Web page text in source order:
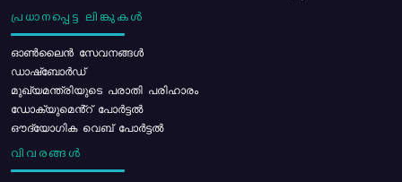
പ്രധാനപ്പെട്ട ലിങ്കുകൾ
ഓൺലൈൻ സേവനങ്ങൾ
ഡാഷ്ബോർഡ്
മുഖ്യമന്ത്രിയുടെ പരാതി പരിഹാരം
ഡോക്യുമെൻ്റ് പോർട്ടൽ
ഔദ്യോഗിക വെബ് പോർട്ടൽ
വിവരങ്ങൾ